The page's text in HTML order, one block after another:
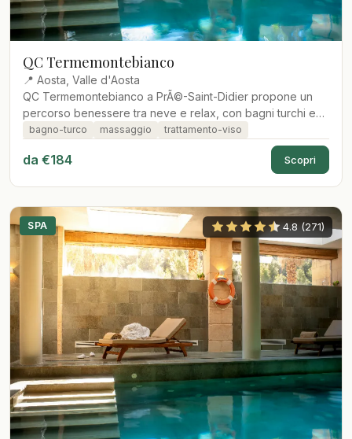
QC Termemontebianco
📍 Aosta, Valle d'Aosta
QC Termemontebianco a PrÃ©-Saint-Didier propone un
percorso benessere tra neve e relax, con bagni turchi e
idromassaggio.
bagno-turco massaggio trattamento-viso
da €184 Scopri
SPA 4.8 (271)